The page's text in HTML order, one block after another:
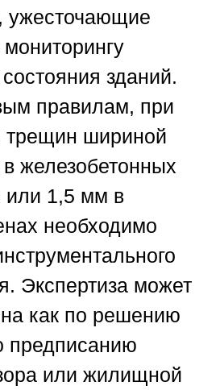
ужесточающие
зданий.
правилам, при
трещин шириной
железобетонных
или 1,5 мм в
необходимо
Экспертиза может
как по решению
предписанию
или жилищной